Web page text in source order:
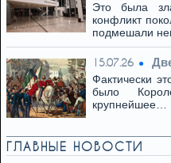
Это была
конфликт
подмешали
15.07.26
Фактически
было
крупнейшее…
ГЛАВНЫЕ НОВОСТИ